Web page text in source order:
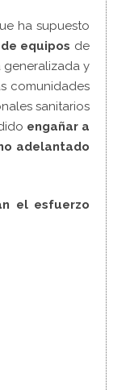
ha supuesto
equipos de
generalizada y
comunidades
sanitarios
engañar a
adelantado
el esfuerzo